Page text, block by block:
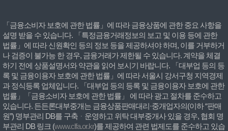
「금융소비자 보호에 관한 법률」에 따라 금융상품에 관한 중요 사항을
설명 받을 수 있습니다. 「특정금융거래정보의 보고 및 이용 등에 관한
법률」에 따라 신원확인 등의 정보 등을 제공하셔야 하며, 이를 거부하거
나 검증이 불가능 한 경우, 금융거래가 제한될 수 있습니다. 계약을 체결
하기 전에 상품설명서와 약관을 읽어 보시기 바랍니다. 「대부업 등의 등
록 및 금융이용자 보호에 관한 법률」에 따라 서울시 강서구청 지역경제
과 정식등록 업체입니다. 「대부업 등의 등록 및 금융이용자 보호에 관한
법률」「금융소비자 보호에 관한 법률」 에 따라 광고 절차를 준수하고
있습니다. 든든론대부중개는 금융상품판매대리·중개업자의(이하 “판매
원”) 명부관리 DB를 구축ᆞ운영하고 위탁 대부중개사 있을 경우, 협회 명
부관리 DB 링크 (www.clfa.or.kr)를 제공하여 관련 법제도를 준수하고 있습